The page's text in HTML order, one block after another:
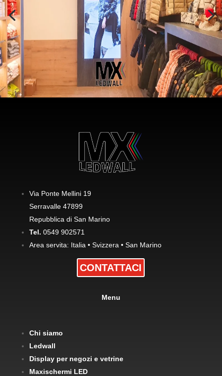
Via Ponte Mellini 19
Serravalle 47899
Repubblica di San Marino
Tel. 0549 902571
Area servita: Italia • Svizzera • San Marino
CONTATTACI
Menu
Chi siamo
Ledwall
Display per negozi e vetrine
Maxischermi LED